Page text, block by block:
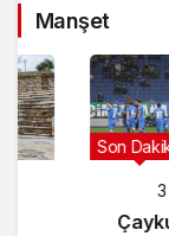
Manşet
Gündem
3 ay